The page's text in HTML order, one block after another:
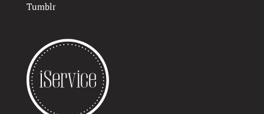
Tumblr